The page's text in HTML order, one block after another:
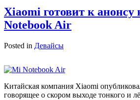
Xiaomi готовит к анонсу
Notebook Air
Posted in Девайсы
Китайская компания Xiaomi
говорящее о скором выходе тонкого и